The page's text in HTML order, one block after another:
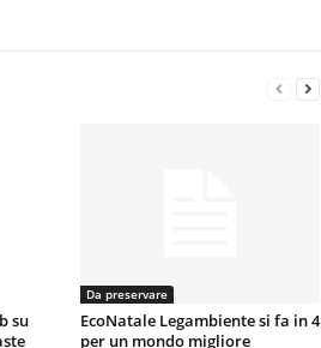
su
Da preservare
EcoNatale Legambiente si fa in 4
per un mondo migliore